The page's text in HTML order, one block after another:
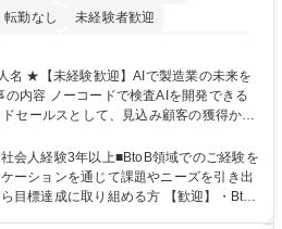
転勤なし
未経験者歓迎
服装自由
セールスとして、見込み顧客の獲得から
だきます。マーケティングとフィールド
る商談機会の最大化を目指します。 【具
・メールによるアプローチ/リードナー
会人経験3年以上■BtoB領域でのご経験を
ーションを通じて課題やニーズを引き出
に取り組める方 【歓迎】・BtoB